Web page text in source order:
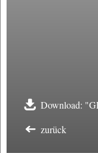
Download:
zurück